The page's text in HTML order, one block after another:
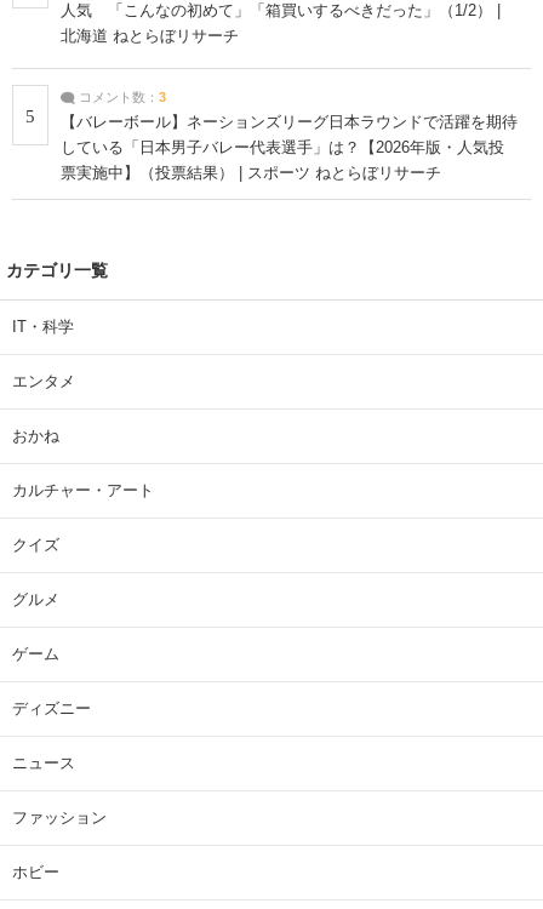
人気 「こんなの初めて」「箱買いするべきだった」（1/2） |
北海道 ねとらぼリサーチ
5
コメント数： 3
【バレーボール】ネーションズリーグ日本ラウンドで活躍を期待
している「日本男子バレー代表選手」は？【2026年版・人気投
票実施中】（投票結果） | スポーツ ねとらぼリサーチ
カテゴリ一覧
IT・科学
エンタメ
おかね
カルチャー・アート
クイズ
グルメ
ゲーム
ディズニー
ニュース
ファッション
ホビー